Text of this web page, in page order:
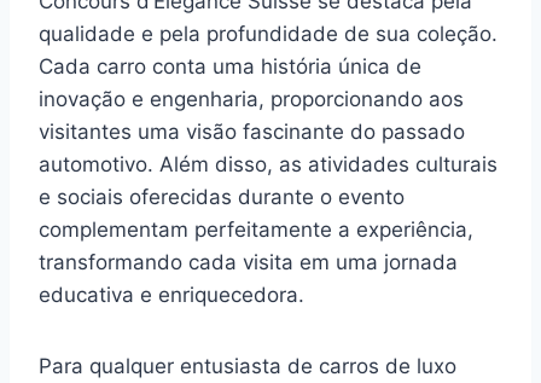
qualidade e pela profundidade de sua coleção.
Cada carro conta uma história única de
inovação e engenharia, proporcionando aos
visitantes uma visão fascinante do passado
automotivo. Além disso, as atividades culturais
e sociais oferecidas durante o evento
complementam perfeitamente a experiência,
transformando cada visita em uma jornada
educativa e enriquecedora.
Para qualquer entusiasta de carros de luxo